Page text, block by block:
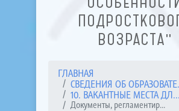
ВОЗРАСТА"
ГЛАВНАЯ
СВЕДЕНИЯ ОБ
10. ВАКАНТНЫЕ МЕСТА ДЛ...
Документы, регламентир...